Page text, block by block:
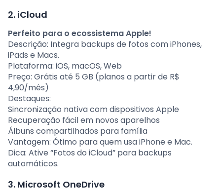
2. iCloud
Perfeito para o ecossistema Apple!
Descrição: Integra backups de fotos com iPhones,
iPads e Macs.
Plataforma: iOS, macOS, Web
Preço: Grátis até 5 GB (planos a partir de R$
4,90/mês)
Destaques:
Sincronização nativa com dispositivos Apple
Recuperação fácil em novos aparelhos
Álbuns compartilhados para família
Vantagem: Ótimo para quem usa iPhone e Mac.
Dica: Ative “Fotos do iCloud” para backups
automáticos.
3. Microsoft OneDrive